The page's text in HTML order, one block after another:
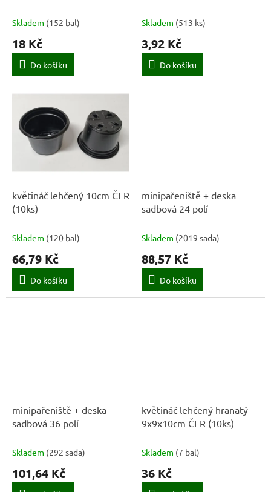
Skladem (152 bal)
18 Kč
Do košíku
Skladem (513 ks)
3,92 Kč
Do košíku
květináč lehčený 10cm ČER
(10ks)
Skladem (120 bal)
66,79 Kč
Do košíku
minipařeniště + deska
sadbová 24 polí
Skladem (2019 sada)
88,57 Kč
Do košíku
minipařeniště + deska
sadbová 36 polí
Skladem (292 sada)
101,64 Kč
květináč lehčený hranatý
9x9x10cm ČER (10ks)
Skladem (7 bal)
36 Kč